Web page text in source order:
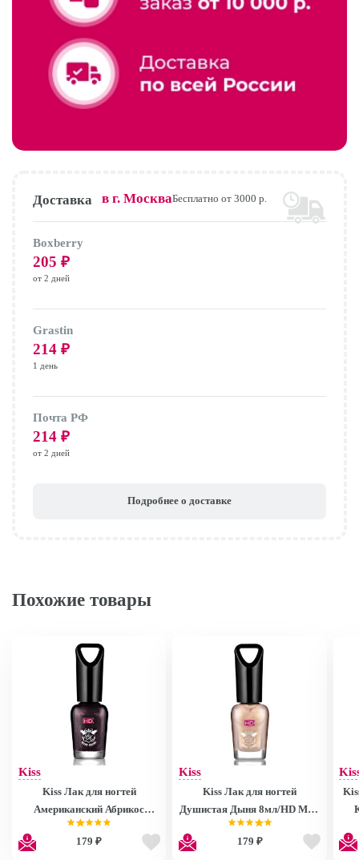
Доставка в г. МоскваБесплатно от 3000 р.
Boxberry
205 ₽
от 2 дней
Grastin
214 ₽
1 день
Почта РФ
214 ₽
от 2 дней
Подробнее о доставке
Похожие товары
Kiss
Kiss Лак для ногтей
Американский Абрикос
8мл/HD Mini Nail Polish
MNP28
179 ₽
Kiss
Kiss Лак для ногтей
Душистая Дыня 8мл/HD Mini
Nail Polish MNP27
179 ₽